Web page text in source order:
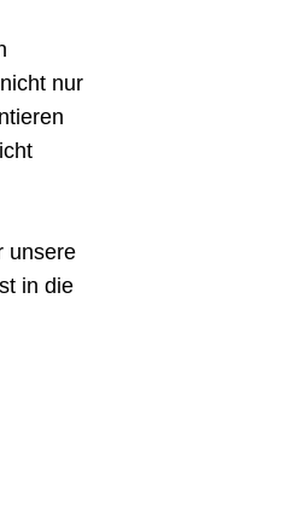
nur
unsere
in die